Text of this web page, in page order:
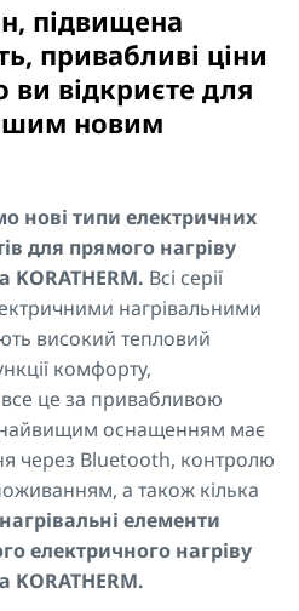
підвищена
привабливі ціни
ви відкриєте для
новим
нові типи електричних
для прямого нагріву
KORATHERM. Всі серії
нагрівальними
високий тепловий
комфорту,
це за привабливою
найвищим оснащенням має
через Bluetooth, контролю
а також кілька
елементи
електричного нагріву
KORATHERM.